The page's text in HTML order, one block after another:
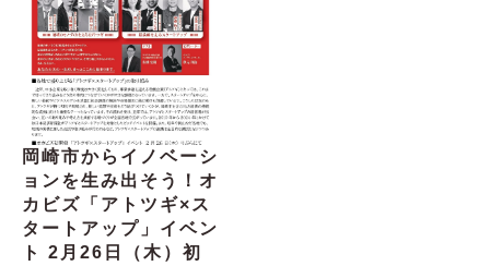
岡崎市からイノベーシ
ョンを生み出そう！オ
カビズ「アトツギ×ス
タートアップ」イベン
ト 2月26日（木）初